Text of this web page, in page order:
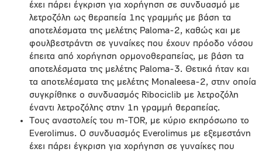
έχει πάρει έγκριση για χορήγηση σε συνδυασμό με
λετροζόλη ως θεραπεία 1ης γραμμής με βάση τα
αποτελέσματα της μελέτης Paloma-2, καθώς και με
φουλβεστράντη σε γυναίκες που έχουν πρόοδο νόσου
έπειτα από χορήγηση ορμονοθεραπείας, με βάση τα
αποτελέσματα της μελέτης Paloma-3. Θετικά ήταν και
τα αποτελέσματα της μελέτης Monaleesa-2, στην οποία
συγκρίθηκε ο συνδυασμός Ribociclib με λετροζόλη
έναντι λετροζόλης στην 1η γραμμή θεραπείας.
Τους αναστολείς του m-TOR, με κύριο εκπρόσωπο το
Everolimus. Ο συνδυασμός Everolimus με εξεμεστάνη
έχει πάρει έγκριση για χορήγηση σε γυναίκες που